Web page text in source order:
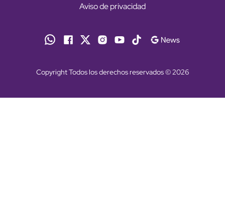
Aviso de privacidad
Copyright Todos los derechos reservados © 2026